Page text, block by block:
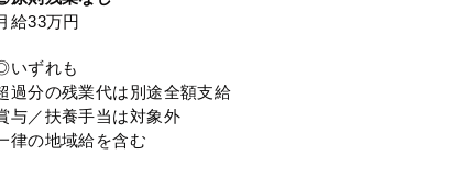
給33万円
いずれも
過分の残業代は別途全額支給
与／扶養手当は対象外
律の地域給を含む